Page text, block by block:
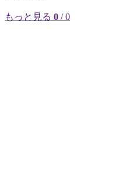
もっと見る 0 / 0